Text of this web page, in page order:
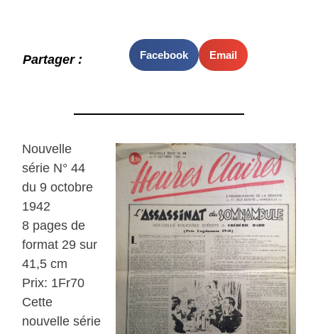
Partager : Facebook Email
Nouvelle
série N° 44
du 9 octobre
1942
8 pages de
format 29 sur
41,5 cm
Prix: 1Fr70
Cette
nouvelle série